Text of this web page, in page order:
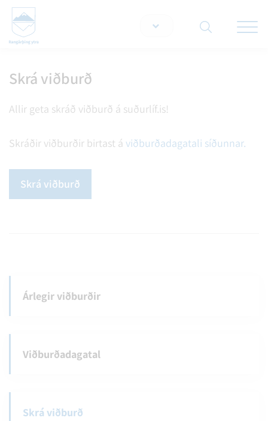
Skrá viðburð
Allir geta skráð viðburð á suðurlíf.is!
Skráðir viðburðir birtast á viðburðadagatali síðunnar.
Skrá viðburð
Árlegir viðburðir
Viðburðadagatal
Skrá viðburð
Leita á vef